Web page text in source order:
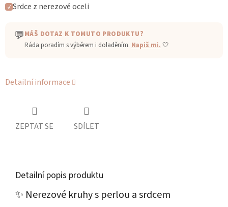
✓ Srdce z nerezové oceli
💬MÁŠ DOTAZ K TOMUTO PRODUKTU?
Ráda poradím s výběrem i doladěním. Napiš mi. 🤍
Detailní informace
ZEPTAT SE SDÍLET
Detailní popis produktu
✨ Nerezové kruhy s perlou a srdcem